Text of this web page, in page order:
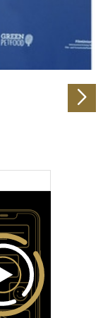
zu Ihrer
für
Unsere
mit
der Dienste